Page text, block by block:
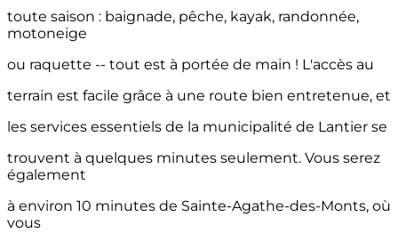
toute saison : baignade, pêche, kayak, randonnée,
motoneige
ou raquette -- tout est à portée de main ! L'accès au
terrain est facile grâce à une route bien entretenue, et
les services essentiels de la municipalité de Lantier se
trouvent à quelques minutes seulement. Vous serez
également
à environ 10 minutes de Sainte-Agathe-des-Monts, où
vous